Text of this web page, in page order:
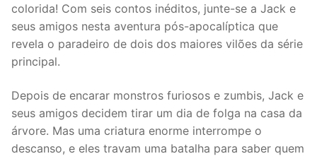
colorida! Com seis contos inéditos, junte-se a Jack e
seus amigos nesta aventura pós-apocalíptica que
revela o paradeiro de dois dos maiores vilões da série
principal.
Depois de encarar monstros furiosos e zumbis, Jack e
seus amigos decidem tirar um dia de folga na casa da
árvore. Mas uma criatura enorme interrompe o
descanso, e eles travam uma batalha para saber quem